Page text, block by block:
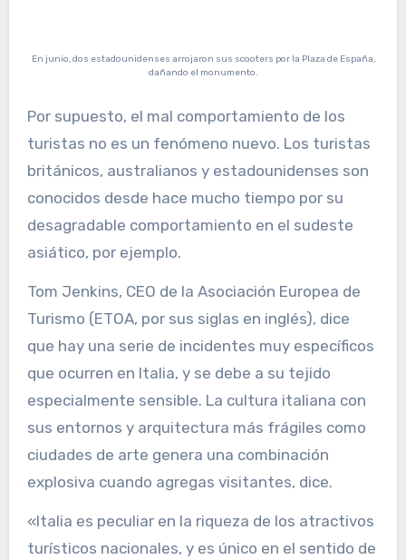
En junio, dos estadounidenses arrojaron sus scooters por la Plaza de España,
dañando el monumento.
Por supuesto, el mal comportamiento de los
turistas no es un fenómeno nuevo. Los turistas
británicos, australianos y estadounidenses son
conocidos desde hace mucho tiempo por su
desagradable comportamiento en el sudeste
asiático, por ejemplo.
Tom Jenkins, CEO de la Asociación Europea de
Turismo (ETOA, por sus siglas en inglés), dice
que hay una serie de incidentes muy específicos
que ocurren en Italia, y se debe a su tejido
especialmente sensible. La cultura italiana con
sus entornos y arquitectura más frágiles como
ciudades de arte genera una combinación
explosiva cuando agregas visitantes, dice.
«Italia es peculiar en la riqueza de los atractivos
turísticos nacionales, y es único en el sentido de